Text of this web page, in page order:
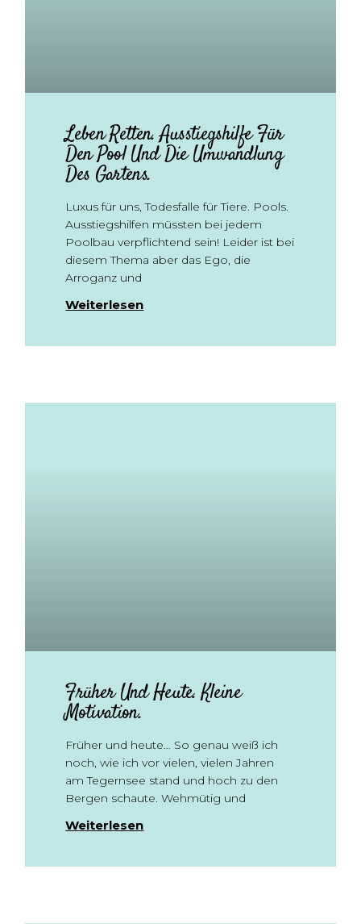
Leben Retten. Ausstiegshilfe Für
Den Pool Und Die Umwandlung
Des Gartens.
Luxus für uns, Todesfalle für Tiere. Pools.
Ausstiegshilfen müssten bei jedem
Poolbau verpflichtend sein! Leider ist bei
diesem Thema aber das Ego, die
Arroganz und
Weiterlesen
Früher Und Heute. Kleine
Motivation.
Früher und heute… So genau weiß ich
noch, wie ich vor vielen, vielen Jahren
am Tegernsee stand und hoch zu den
Bergen schaute. Wehmütig und
Weiterlesen